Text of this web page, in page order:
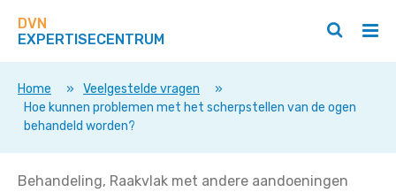
direct
op
deze
DVN
EXPERTISECENTRUM
/
Zoeken
/
Home » Veelgestelde vragen
»
Hoe kunnen problemen met het scherpstellen van de ogen
behandeld worden?
Hoe
Behandeling Raakvlak met andere aandoeningen